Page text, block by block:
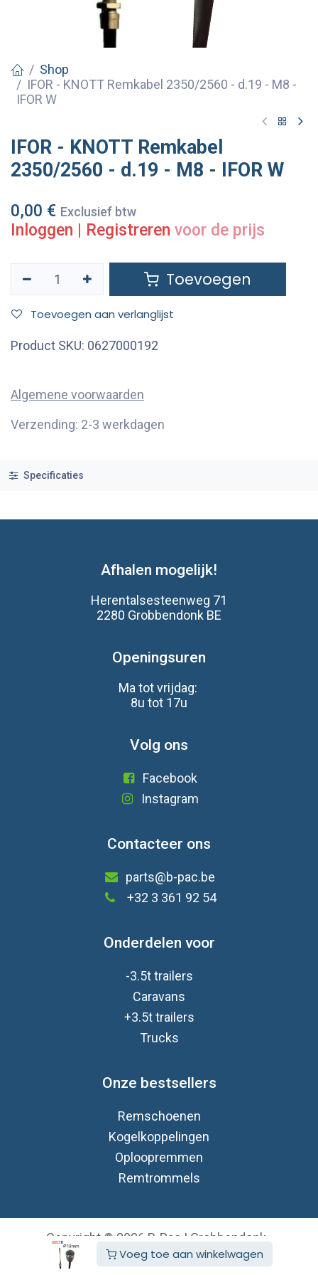
Voeg toe aan winkelwagen
Shop
IFOR - KNOTT Remkabel 2350/2560 - d.19 - M8 -
IFOR W
IFOR - KNOTT Remkabel
2350/2560 - d.19 - M8 - IFOR W
0,00 € Exclusief btw
Inloggen Registreren voor de prijs
Toevoegen
Toevoegen aan verlanglijst
Product SKU: 0627000192
Algemene voorwaarden
Verzending: 2-3 werkdagen
Specificaties
Afhalen mogelijk!
Herentalsesteenweg 71
2280 Grobbendonk BE
Openingsuren
Ma tot vrijdag:
8u tot 17u
Volg ons
Facebook
Instagram
Contacteer ons
parts@b-pac.be
+32 3 361 92 54
Onderdelen voor
-3.5t trailers
Caravans
+3.5t trailers
Trucks
Onze bestsellers
Remschoenen
Kogelkoppelingen
Oploopremmen
Remtrommels
Copyright © 2026 B-Pac | Grobbendonk
Nederlands (BE)
Aangeboden door